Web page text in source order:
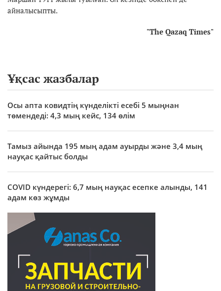
айналысыпты.
"The Qazaq Times"
Ұқсас жазбалар
Осы апта ковидтің күнделікті есебі 5 мыңнан
төмендеді: 4,3 мың кейс, 134 өлім
Тамыз айында 195 мың адам ауырды және 3,4 мың
науқас қайтыс болды
COVID күндерегі: 6,7 мың науқас есепке алынды, 141
адам көз жұмды